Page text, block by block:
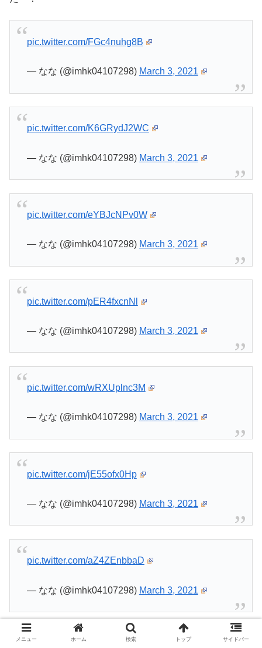
pic.twitter.com/FGc4nuhg8B
— なな (@imhk04107298) March 3, 2021
pic.twitter.com/K6GRydJ2WC
— なな (@imhk04107298) March 3, 2021
pic.twitter.com/eYBJcNPv0W
— なな (@imhk04107298) March 3, 2021
pic.twitter.com/pER4fxcnNl
— なな (@imhk04107298) March 3, 2021
pic.twitter.com/wRXUplnc3M
— なな (@imhk04107298) March 3, 2021
pic.twitter.com/jE55ofx0Hp
— なな (@imhk04107298) March 3, 2021
pic.twitter.com/aZ4ZEnbbaD
— なな (@imhk04107298) March 3, 2021
メニュー ホーム 検索 トップ サイドバー